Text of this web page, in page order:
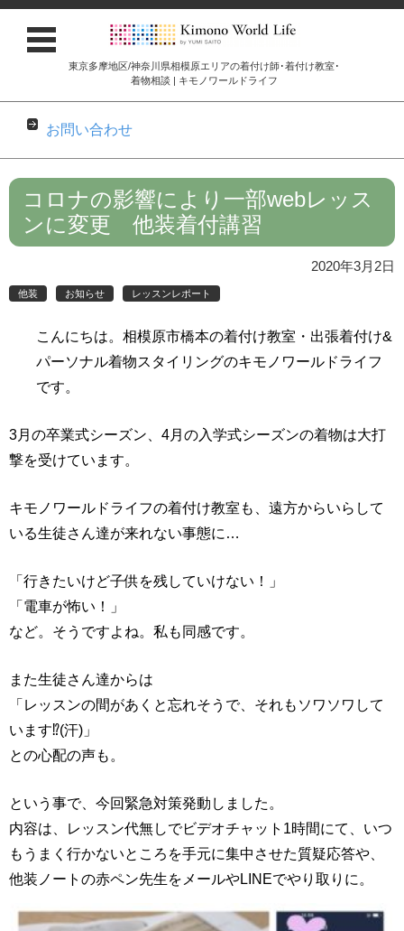
東京多摩地区/神奈川県相模原エリアの着付け師･着付け教室･
着物相談 | キモノワールドライフ
お問い合わせ
コンテンツに移動
コロナの影響により一部webレッス
ンに変更 他装着付講習
2020年3月2日
他装 お知らせ レッスンレポート
こんにちは。相模原市橋本の着付け教室・出張着付け&
パーソナル着物スタイリングのキモノワールドライフ
です。
3月の卒業式シーズン、4月の入学式シーズンの着物は大打
撃を受けています。
キモノワールドライフの着付け教室も、遠方からいらして
いる生徒さん達が来れない事態に…
「行きたいけど子供を残していけない！」
「電車が怖い！」
など。そうですよね。私も同感です。
また生徒さん達からは
「レッスンの間があくと忘れそうで、それもソワソワして
います⁉︎(汗)」
との心配の声も。
という事で、今回緊急対策発動しました。
内容は、レッスン代無しでビデオチャット1時間にて、いつ
もうまく行かないところを手元に集中させた質疑応答や、
他装ノートの赤ペン先生をメールやLINEでやり取りに。